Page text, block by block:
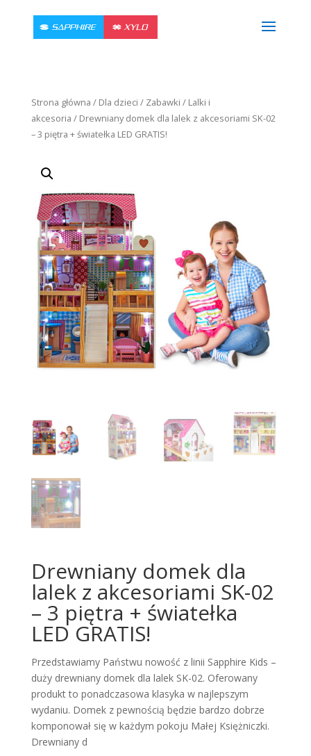
Strona główna / Dla dzieci / Zabawki / Lalki i
akcesoria / Drewniany domek dla lalek z akcesoriami SK-02
– 3 piętra + światełka LED GRATIS!
Drewniany domek dla
lalek z akcesoriami SK-02
– 3 piętra + światełka
LED GRATIS!
Przedstawiamy Państwu nowość z linii Sapphire Kids –
duży drewniany domek dla lalek SK-02. Oferowany
produkt to ponadczasowa klasyka w najlepszym
wydaniu. Domek z pewnością będzie bardzo dobrze
komponował się w każdym pokoju Małej Księżniczki.
Drewniany d